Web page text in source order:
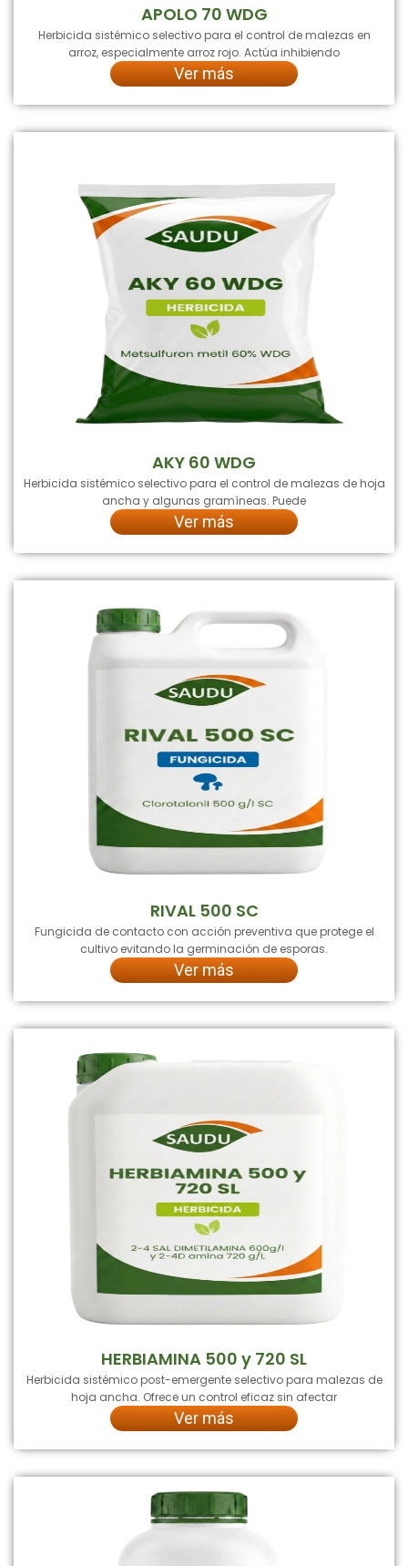
APOLO 70 WDG
Herbicida sistémico selectivo para el control de malezas en
arroz, especialmente arroz rojo. Actúa inhibiendo
Ver más
AKY 60 WDG
Herbicida sistémico selectivo para el control de malezas de hoja
ancha y algunas gramíneas. Puede
Ver más
RIVAL 500 SC
Fungicida de contacto con acción preventiva que protege el
cultivo evitando la germinación de esporas.
Ver más
HERBIAMINA 500 y 720 SL
Herbicida sistémico post-emergente selectivo para malezas de
hoja ancha. Ofrece un control eficaz sin afectar
Ver más